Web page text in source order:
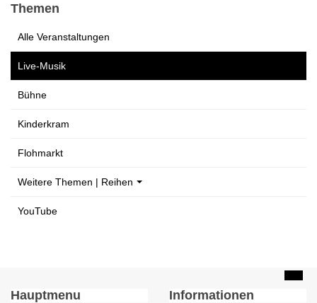
Themen
Alle Veranstaltungen
Live-Musik
Bühne
Kinderkram
Flohmarkt
Weitere Themen | Reihen
YouTube
Hauptmenu Informationen